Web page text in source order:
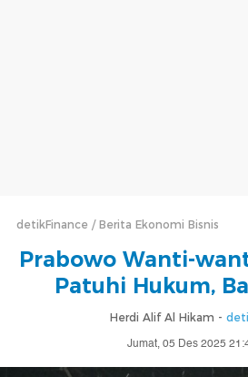
detikFinance Berita Ekonomi Bisnis
Prabowo Wanti-
Patuhi Hukum,
Herdi Alif Al Hikam -
Jumat, 05 Des 2025